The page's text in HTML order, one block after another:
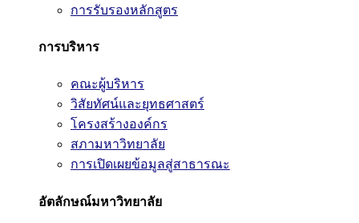
การรับรองหลักสูตร
การบริหาร
คณะผู้บริหาร
วิสัยทัศน์และยุทธศาสตร์
โครงสร้างองค์กร
สภามหาวิทยาลัย
การเปิดเผยข้อมูลสู่สาธารณะ
อัตลักษณ์มหาวิทยาลัย